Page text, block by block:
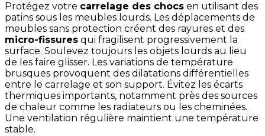
Protégez votre carrelage des chocs en utilisant des
patins sous les meubles lourds. Les déplacements de
meubles sans protection créent des rayures et des
micro-fissures qui fragilisent progressivement la
surface. Soulevez toujours les objets lourds au lieu
de les faire glisser. Les variations de température
brusques provoquent des dilatations différentielles
entre le carrelage et son support. Évitez les écarts
thermiques importants, notamment près des sources
de chaleur comme les radiateurs ou les cheminées.
Une ventilation régulière maintient une température
stable.